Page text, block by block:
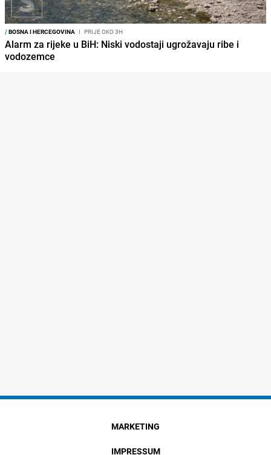
/BOSNA I HERCEGOVINA I PRIJE OKO 3H
Alarm za rijeke u BiH: Niski vodostaji ugrožavaju ribe i
vodozemce
MARKETING
IMPRESSUM